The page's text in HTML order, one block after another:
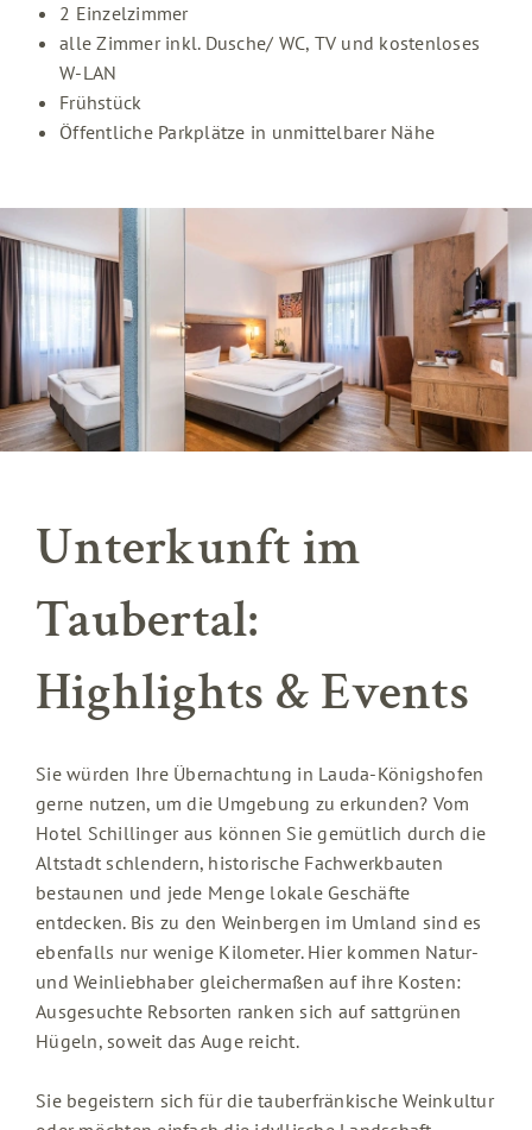
2 Einzelzimmer
alle Zimmer inkl. Dusche/ WC, TV und kostenloses
W-LAN
Frühstück
Öffentliche Parkplätze in unmittelbarer Nähe
Unterkunft im
Taubertal:
Highlights & Events
Sie würden Ihre Übernachtung in Lauda-Königshofen
gerne nutzen, um die Umgebung zu erkunden? Vom
Hotel Schillinger aus können Sie gemütlich durch die
Altstadt schlendern, historische Fachwerkbauten
bestaunen und jede Menge lokale Geschäfte
entdecken. Bis zu den Weinbergen im Umland sind es
ebenfalls nur wenige Kilometer. Hier kommen Natur-
und Weinliebhaber gleichermaßen auf ihre Kosten:
Ausgesuchte Rebsorten ranken sich auf sattgrünen
Hügeln, soweit das Auge reicht.
Sie begeistern sich für die tauberfränkische Weinkultur